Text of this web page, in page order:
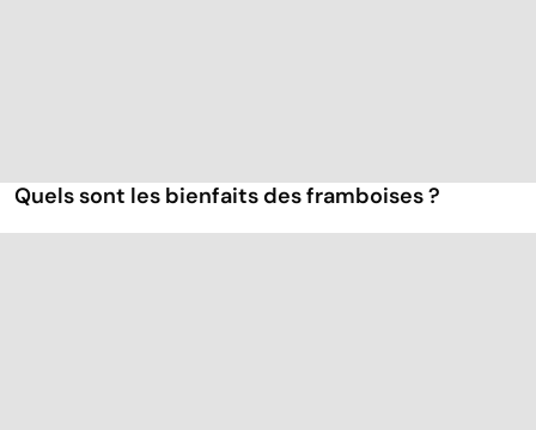
Quels sont les bienfaits des framboises ?